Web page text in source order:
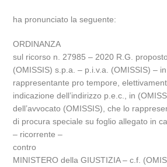
ha pronunciato la seguente:
ORDINANZA
sul ricorso n. 27985 – 2020 R.G.
(OMISSIS) s.p.a. – p.i.v.a. (OMISSIS) –
rappresentante pro tempore,
indicazione dell’indirizzo p.e.c., in
dell’avvocato (OMISSIS), che lo
di procura speciale su foglio allegato in
– ricorrente –
contro
MINISTERO della GIUSTIZIA – c.f.